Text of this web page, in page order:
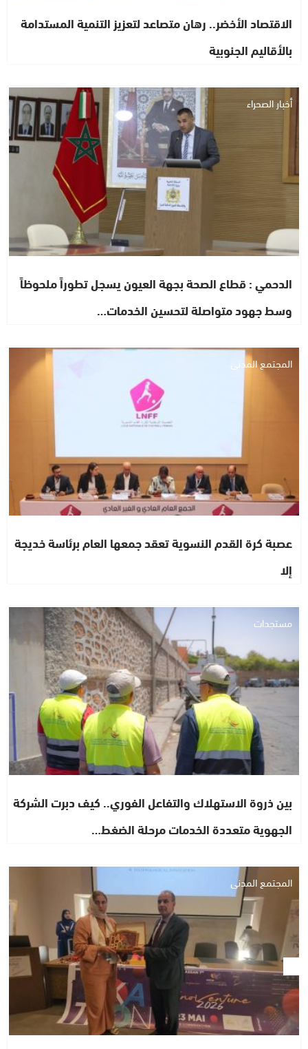
الاقتصاد الأخضر.. رهان متصاعد لتعزيز التنمية المستدامة
بالأقاليم الجنوبية
أخبار الصحراء
الدحمي : قطاع الصحة بجهة العيون يسجل تطوراً ملحوظاً
وسط جهود متواصلة لتحسين الخدمات…
المجتمع المدني
عصبة كرة القدم النسوية تعقد جمعها العام برئاسة خديجة
إلا
مستجدات
بين ذروة الاستهلاك والتفاعل الفوري.. كيف دبرت الشركة
الجهوية متعددة الخدمات مرحلة الضغط…
المجتمع المدني